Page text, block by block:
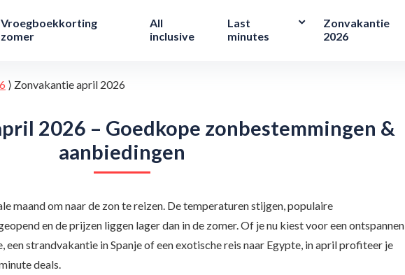
Vroegboekkorting
zomer
All
inclusive
Last
minutes
Zonvakantie
2026
⟩ Zonvakantie april 2026
2026 – Goedkope zonbestemmingen &
aanbiedingen
maand om naar de zon te reizen. De temperaturen stijgen, populaire
en de prijzen liggen lager dan in de zomer. Of je nu kiest voor een ontspannen
strandvakantie in Spanje of een exotische reis naar Egypte, in april profiteer je
deals.